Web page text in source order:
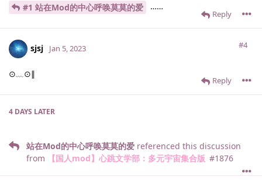
#1 站在Mod的中心呼唤莫莫的爱 ……
Reply
sjsj #4
Jan 5, 2023
⊙﹏⊙∥
Reply
4 DAYS LATER
站在Mod的中心呼唤莫莫的爱 referenced this discussion
from
【国人mod】心跳文学部：多元宇宙集合版 #1876